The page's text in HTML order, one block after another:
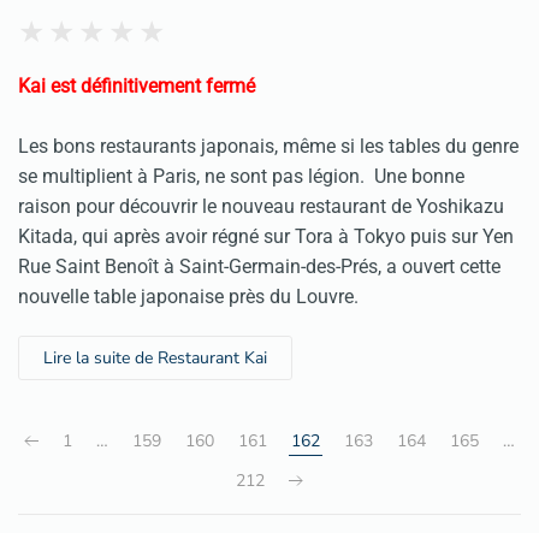
Kai est définitivement fermé
Les bons restaurants japonais, même si les tables du genre
se multiplient à Paris, ne sont pas légion. Une bonne
raison pour découvrir le nouveau restaurant de Yoshikazu
Kitada, qui après avoir régné sur Tora à Tokyo puis sur Yen
Rue Saint Benoît à Saint-Germain-des-Prés, a ouvert cette
nouvelle table japonaise près du Louvre.
Lire la suite de Restaurant Kai
1 … 159 160 161 162 163 164 165
…
212